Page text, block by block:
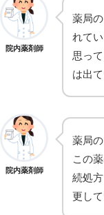
院内薬剤師
薬局
れて
思っ
は出
院内薬剤師
薬局
この
続処
更し